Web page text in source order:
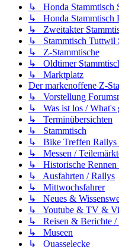
↳ Honda Stammtisch
↳ Honda Stammtisch
↳ Zweitakter
↳ Stammtisch Tuttwil
↳ Z-Stammtische
↳ Oldtimer
↳ Marktplatz
Der markenoffene Z-
↳ Vorstellung
↳ Was ist los / What's
↳ Terminübersichten
↳ Stammtisch
↳ Bike Treffen Rallys
↳ Messen /
↳ Historische Rennen
↳ Ausfahrten / Rallys
↳ Mittwochsfahrer
↳ Neues &
↳ Youtube & TV &
↳ Reisen & Berichte /
↳ Museen
↳ Quasselecke